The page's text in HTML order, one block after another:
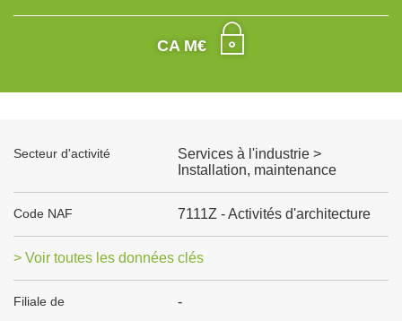
CA M€
Secteur d'activité
Services à l'industrie >
Installation, maintenance
Code NAF 7111Z - Activités d'architecture
> Voir toutes les données clés
Filiale de -